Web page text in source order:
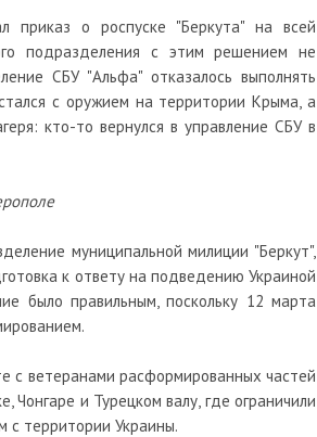
приказ о роспуске "Беркута" на всей
подразделения с этим решением не
СБУ "Альфа" отказалось выполнять
с оружием на территории Крыма, а
кто-то вернулся в управление СБУ в
муниципальной милиции "Беркут",
к ответу на подведению Украиной
было правильным, поскольку 12 марта
с ветеранами расформированных частей
и Турецком валу, где ограничили
с территории Украины.